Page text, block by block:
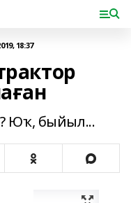
18:37
Юҡ, быйыл...